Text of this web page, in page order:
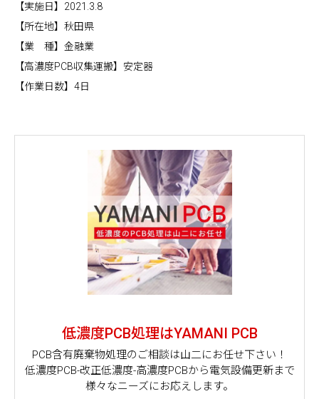
【実施日】2021.3.8
【所在地】秋田県
【業 種】金融業
【高濃度PCB収集運搬】安定器
【作業日数】4日
低濃度PCB処理はYAMANI PCB
PCB含有廃棄物処理のご相談は山二にお任せ下さい！
低濃度PCB-改正低濃度-高濃度PCBから電気設備更新まで
様々なニーズにお応えします。